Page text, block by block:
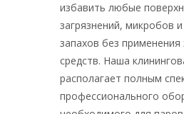
избавить любые
загрязнений, микробов
запахов без применения
средств. Наша
располагает полным
профессионального